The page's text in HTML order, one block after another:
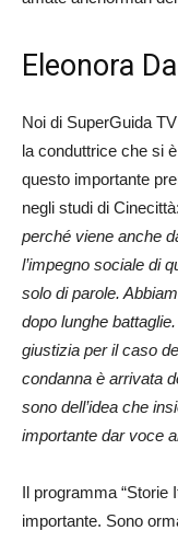
Eleonora
Noi di SuperGuida
la conduttrice che si
questo importante
negli studi di Cinecittà:
perché viene anche
l’impegno sociale di
solo di parole.
dopo lunghe
giustizia per il caso
condanna è arrivata
sono dell’idea che
importante dar voce
Il programma “Storie
importante. Sono